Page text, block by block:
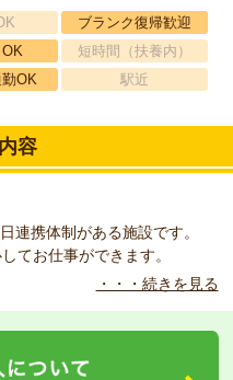
ブランク復帰歓迎
短時間（扶養内）
OK 駅近
容
連携体制がある施設です。
てお仕事ができます。
ませんか？
・・・続きを見る